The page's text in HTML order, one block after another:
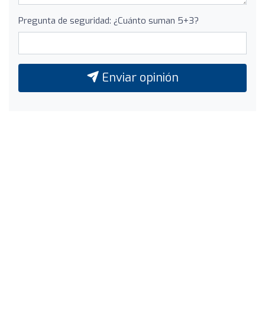
Pregunta de seguridad: ¿Cuánto suman 5+3?
Enviar opinión